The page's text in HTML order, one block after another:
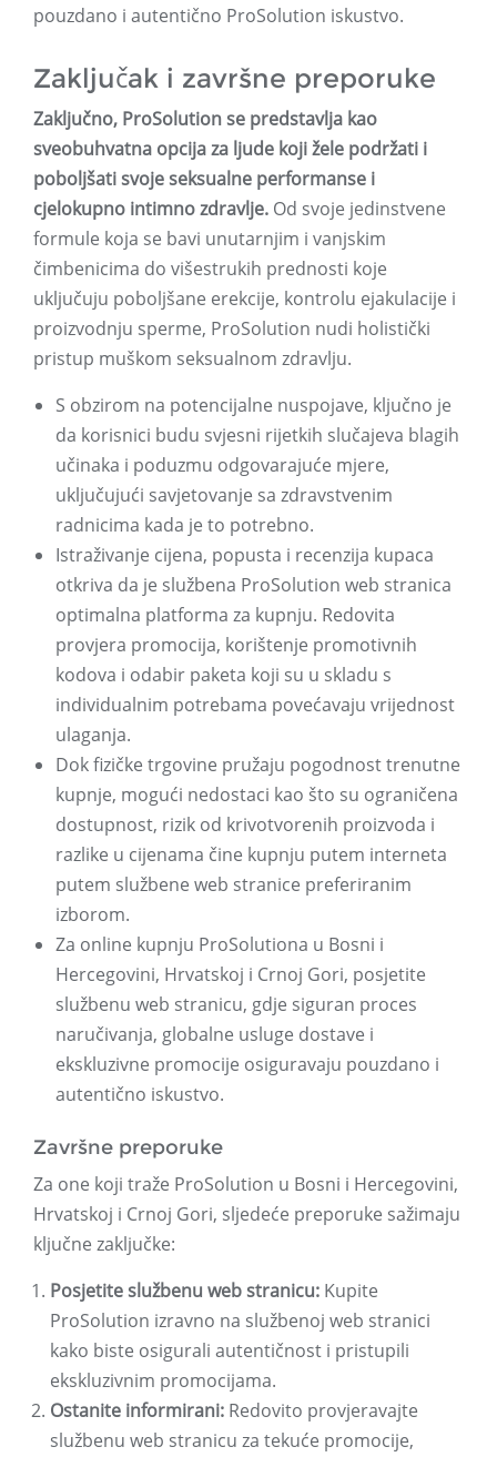
pouzdano i autentično ProSolution iskustvo.
Zaključak i završne preporuke
Zaključno, ProSolution se predstavlja kao
sveobuhvatna opcija za ljude koji žele podržati i
poboljšati svoje seksualne performanse i
cjelokupno intimno zdravlje. Od svoje jedinstvene
formule koja se bavi unutarnjim i vanjskim
čimbenicima do višestrukih prednosti koje
uključuju poboljšane erekcije, kontrolu ejakulacije i
proizvodnju sperme, ProSolution nudi holistički
pristup muškom seksualnom zdravlju.
S obzirom na potencijalne nuspojave, ključno je
da korisnici budu svjesni rijetkih slučajeva blagih
učinaka i poduzmu odgovarajuće mjere,
uključujući savjetovanje sa zdravstvenim
radnicima kada je to potrebno.
Istraživanje cijena, popusta i recenzija kupaca
otkriva da je službena ProSolution web stranica
optimalna platforma za kupnju. Redovita
provjera promocija, korištenje promotivnih
kodova i odabir paketa koji su u skladu s
individualnim potrebama povećavaju vrijednost
ulaganja.
Dok fizičke trgovine pružaju pogodnost trenutne
kupnje, mogući nedostaci kao što su ograničena
dostupnost, rizik od krivotvorenih proizvoda i
razlike u cijenama čine kupnju putem interneta
putem službene web stranice preferiranim
izborom.
Za online kupnju ProSolutiona u Bosni i
Hercegovini, Hrvatskoj i Crnoj Gori, posjetite
službenu web stranicu, gdje siguran proces
naručivanja, globalne usluge dostave i
ekskluzivne promocije osiguravaju pouzdano i
autentično iskustvo.
Završne preporuke
Za one koji traže ProSolution u Bosni i Hercegovini,
Hrvatskoj i Crnoj Gori, sljedeće preporuke sažimaju
ključne zaključke:
Posjetite službenu web stranicu: Kupite
ProSolution izravno na službenoj web stranici
kako biste osigurali autentičnost i pristupili
ekskluzivnim promocijama.
Ostanite informirani: Redovito provjeravajte
službenu web stranicu za tekuće promocije,